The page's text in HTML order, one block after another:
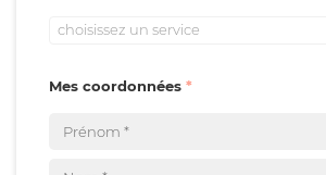
choisissez un service
Mes coordonnées